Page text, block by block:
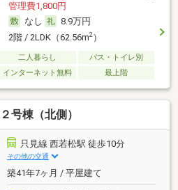
管理費1,800円
なし
8.9万円
2階 / 2LDK（62.56m2）
二人暮らし
バス・トイレ別
インターネット無料 最上階
号棟（北側）
只見線 西若松駅 徒歩10分
その他の交通
築41年7ヶ月 / 平屋建て